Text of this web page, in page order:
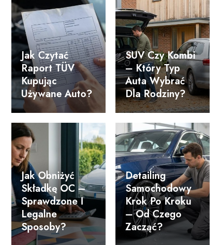
Jak Czytać
Raport TÜV
Kupując
Używane Auto?
SUV Czy Kombi
– Który Typ
Auta Wybrać
Dla Rodziny?
Jak Obniżyć
Składkę OC –
Sprawdzone I
Legalne
Sposoby?
Detailing
Samochodowy
Krok Po Kroku
– Od Czego
Zacząć?